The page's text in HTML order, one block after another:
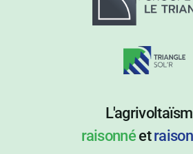
raisonné et